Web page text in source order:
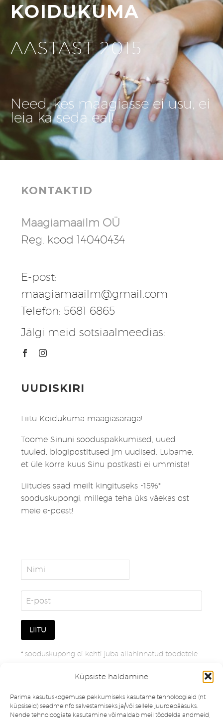
Küpsiste haldamine
Parima kasutuskogemuse pakkumiseks kasutame tehnoloogiaid (nt
küpsiseid) seadmeinfo salvestamiseks ja/või sellele juurdepääsuks.
Nende tehnoloogiate kasutamine võimaldab meil töödelda andmeid,
KOIDUKUMA
AASTAST 2015
Need, kes maagiasse ei usu, ei
leia ka seda eal!
KONTAKTID
Maagiamaailm OÜ
Reg. kood 14040434
E-post:
maagiamaailm@gmail.com
Telefon: 5681 6865
Jälgi meid sotsiaalmeedias:
UUDISKIRI
Liitu Koidukuma maagiasäraga!
Toome Sinuni sooduspakkumised, uued
tuuled, blogipostitused jm uudised. Lubame,
et üle korra kuus Sinu postkasti ei ummista!
Liitudes saad meilt kingituseks -15%*
sooduskupongi, millega teha üks väekas ost
meie e-poest!
* sooduskupong ei kehti juba allahinnatud toodetele